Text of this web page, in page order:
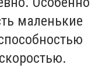
маленькие